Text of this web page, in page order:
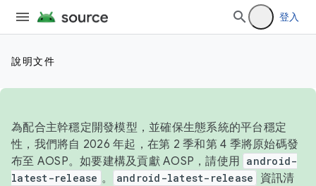
登入
說明文件
為配合主幹穩定開發模型，並確保生態系統的平台穩定
性，我們將自 2026 年起，在第 2 季和第 4 季將原始碼發
布至 AOSP。如要建構及貢獻 AOSP，請使用 android-
latest-release 。 android-latest-release
資訊清